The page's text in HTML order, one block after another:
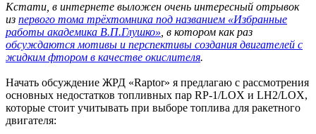
Кстати, в интернете выложен очень интересный отрывок
из первого тома трёхтомника под названием «Избранные
работы академика В.П.Глушко» , в котором как раз
обсуждаются мотивы и перспективы создания двигателей с
жидким фтором в качестве окислителя.
Начать обсуждение ЖРД «Raptor» я предлагаю с рассмотрения
основных недостатков топливных пар RP-1/LOX и LH2/LOX,
которые стоит учитывать при выборе топлива для ракетного
двигателя: